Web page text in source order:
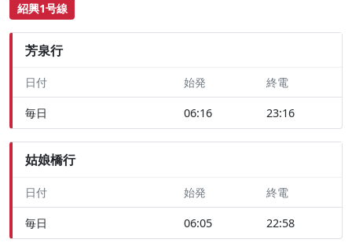
紹興1号線
芳泉行
日付 始発 終電
毎日 06:16 23:16
姑娘橋行
日付 始発 終電
毎日 06:05 22:58